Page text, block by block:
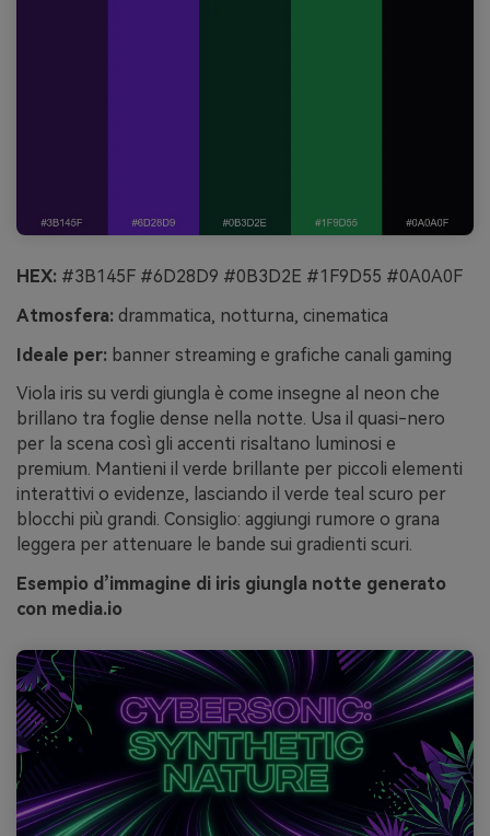
HEX: #3B145F #6D28D9 #0B3D2E #1F9D55 #0A0A0F
Atmosfera: drammatica, notturna, cinematica
Ideale per: banner streaming e grafiche canali gaming
Viola iris su verdi giungla è come insegne al neon che
brillano tra foglie dense nella notte. Usa il quasi-nero
per la scena così gli accenti risaltano luminosi e
premium. Mantieni il verde brillante per piccoli elementi
interattivi o evidenze, lasciando il verde teal scuro per
blocchi più grandi. Consiglio: aggiungi rumore o grana
leggera per attenuare le bande sui gradienti scuri.
Esempio d’immagine di iris giungla notte generato
con media.io